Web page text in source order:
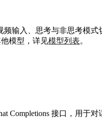
频输入、思考与非思考模
模型，详见模型列表。
Completions 接口，用于